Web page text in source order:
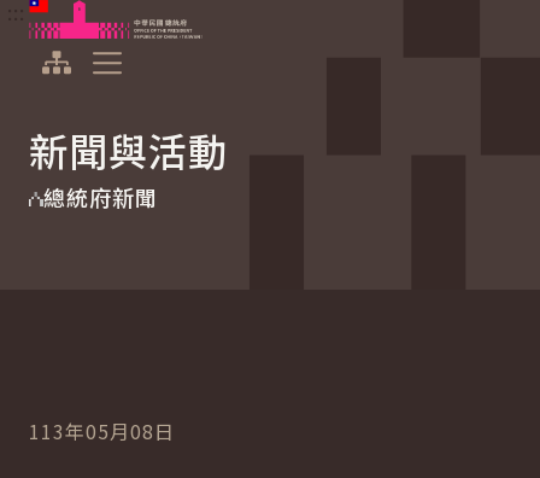
跳到主要內容
中華民國總統府
新聞與活動
總統府新聞
113年05月08日